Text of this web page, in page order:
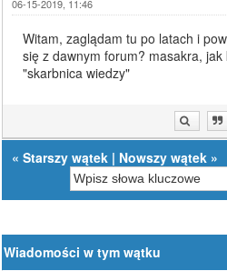
06-15-2019, 11:46
Witam, zaglądam tu po latach i
się z dawnym forum? masakra, jak
"skarbnica wiedzy"
«Starszy wątek | Nowszy wątek »
Wiadomości w tym wątku